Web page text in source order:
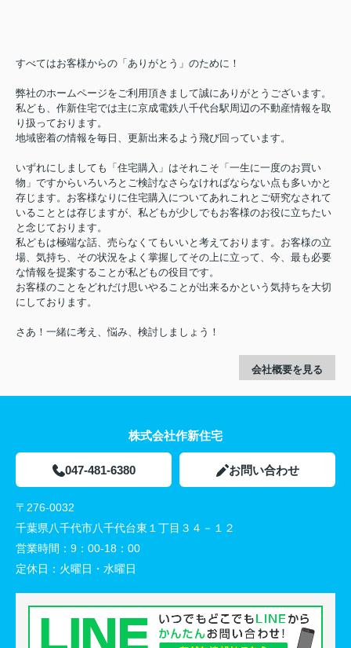
すべてはお客様からの「ありがとう」のために！
弊社のホームページをご利用頂きまして誠にありがとうございます。
私ども、作新住宅では主に京成電鉄八千代台駅周辺の不動産情報を取
り扱っております。
地域密着の情報を毎日、更新出来るよう飛び回っています。
いずれにしましても「住宅購入」はそれこそ「一生に一度のお買い
物」ですからいろいろとご検討なさらなければならない点も多いかと
存じます。お客様なりに住宅購入についてあれこれとご研究なされて
いることとは存じますが、私どもが少しでもお客様のお役に立ちたい
と念じております。
私どもは極端な話、売らなくてもいいと考えております。お客様の立
場、気持ち、その状況をよく掌握してその上に立って、今、最も必要
な情報を提案することが私どもの役目です。
お客様のことをどれだけ思いやることが出来るかという気持ちを大切
にしております。
さあ！一緒に考え、悩み、検討しましょう！
会社概要を見る
株式会社作新住宅
047-481-6380 お問い合わせ
〒276-0032
千葉県八千代市八千代台東１丁目３４－１２
営業時間： 9：00-18：00
定休日： 火曜日・水曜日